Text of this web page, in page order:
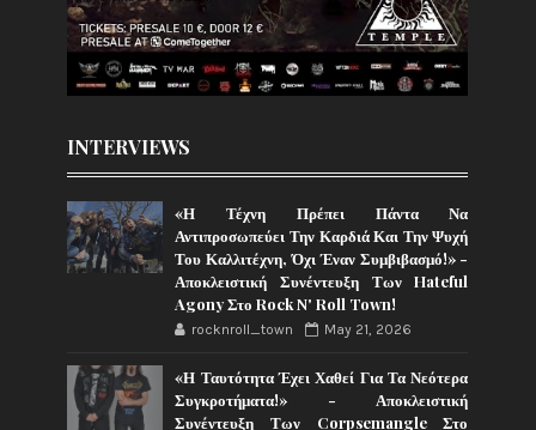
INTERVIEWS
«Η Τέχνη Πρέπει Πάντα Να
Αντιπροσωπεύει Την Καρδιά Και Την Ψυχή
Του Καλλιτέχνη, Όχι Έναν Συμβιβασμό!» -
Αποκλειστική Συνέντευξη Των Hateful
Agony Στο Rock N' Roll Town!
rocknroll_town May 21, 2026
«Η Ταυτότητα Έχει Χαθεί Για Τα Νεότερα
Συγκροτήματα!» - Αποκλειστική
Συνέντευξη Των Corpsemangle Στο